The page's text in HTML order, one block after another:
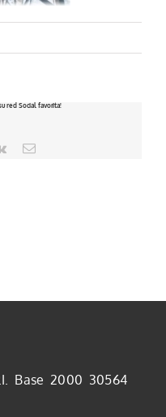
red Social favorita!
Vk
Correo
Base 2000 30564